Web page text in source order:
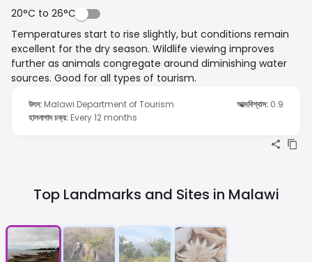
20°C to 26°C
Temperatures start to rise slightly, but conditions remain
excellent for the dry season. Wildlife viewing improves
further as animals congregate around diminishing water
sources. Good for all types of tourism.
উৎস: Malawi Department of Tourism আত্মবিশ্বাস: 0.9
হালনাগাদ চক্র: Every 12 months
Top Landmarks and Sites in Malawi